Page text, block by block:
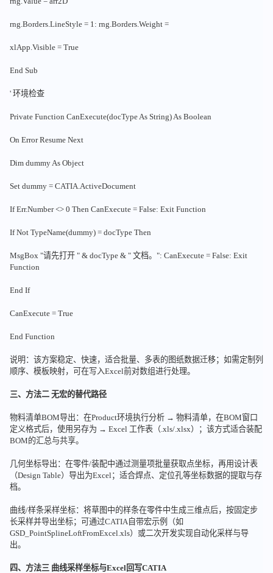
rng.Borders.LineStyle = 1: rng.Borders.Weight =
xlApp.Visible = True
End Sub
' 环境检查
Private Function CanExecute(docType As String) As Boolean
On Error Resume Next
Dim dummy As Object
Set dummy = CATIA.ActiveDocument
If Err.Number <> 0 Then CanExecute = False: Exit Function
If Not TypeName(dummy) = docType Then
MsgBox "请先打开 " & docType & " 文档。": CanExecute = False: Exit
Function
End If
CanExecute = True
End Function
说明：该方案稳定、快速，适合批量、多表的图纸数据迁移；如需定制列
顺序、模板映射，可在写入Excel前对数组进行处理。
三、方法二 无宏的替代路径
物料清单BOM导出：在Product环境执行分析 → 物料清单，在BOM窗口
定义格式后，使用另存为 → Excel 工作表（.xls/.xlsx）；该方式适合装配
BOM的汇总与共享。
几何坐标导出：在零件/装配中通过测量项批量获取点坐标，再用设计表
（Design Table）导出为Excel；适合焊点、定位孔等坐标数据的提取与存
档。
曲线/样条采样坐标：将草图中的样条在零件中生成三维点后，按固定步
长采样并导出坐标；可通过CATIA自带宏示例（如
GSD_PointSplineLoftFromExcel.xls）或二次开发实现自动化采样与导
出。
四、方法三 曲线采样坐标与Excel回写CATIA